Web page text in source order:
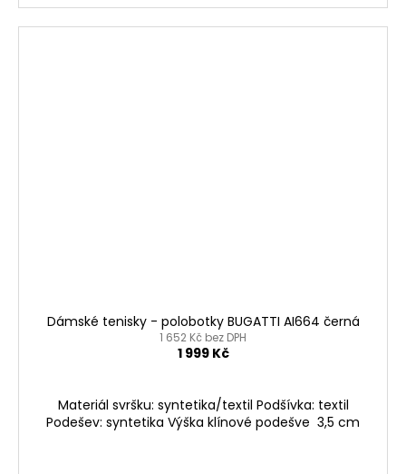
Dámské tenisky - polobotky BUGATTI AI664 černá
1 652 Kč bez DPH
1 999 Kč
Materiál svršku: syntetika/textil Podšívka: textil
Podešev: syntetika Výška klínové podešve 3,5 cm